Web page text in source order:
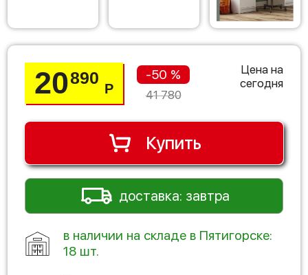
20890
Р
-50 %
41 780
Цена на
сегодня
Купить
доставка: завтра
в наличии на складе в Пятигорске:
18 шт.